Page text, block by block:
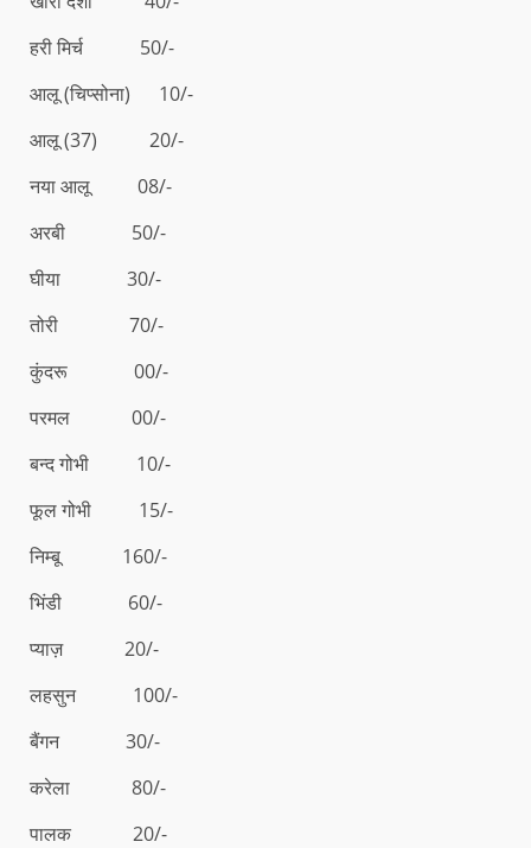
हरी मिर्च 50/-
आलू (चिप्सोना) 10/-
आलू (37) 20/-
नया आलू 08/-
अरबी 50/-
घीया 30/-
तोरी 70/-
कुंदरू 00/-
परमल 00/-
बन्द गोभी 10/-
फूल गोभी 15/-
निम्बू 160/-
भिंडी 60/-
प्याज़ 20/-
लहसुन 100/-
बैंगन 30/-
करेला 80/-
पालक 20/-